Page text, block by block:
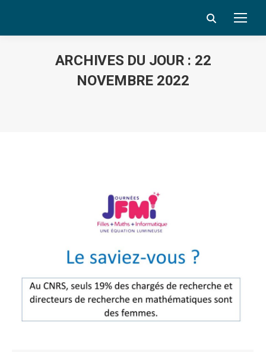
Search:
ARCHIVES DU JOUR : 22
NOVEMBRE 2022